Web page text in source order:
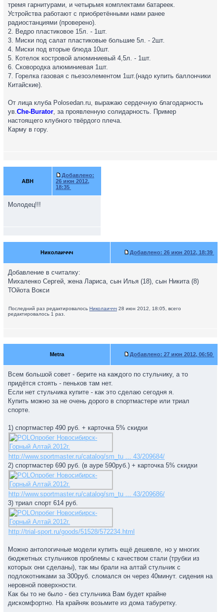
тремя гарнитурами, и четырьмя комплектами батареек.
Устройства работают с приобретёнными нами ранее
радиостанциями (проверено).
2. Ведро пластиковое 15л. - 1шт.
3. Миски под салат пластиковые большие 5л. - 2шт.
4. Миски под вторые блюда 10шт.
5. Котелок костровой алюминиевый 4,5л. - 1шт.
6. Сковородка алюминиевая 1шт.
7. Горелка газовая с пьезоэлементом 1шт.(надо купить баллончики
Китайские).
От лица клуба Polosedan.ru, выражаю сердечную благодарность
ув.Che-Burator, за проявленную солидарность. Пример
настоящего клубного твёрдого плеча.
Карму в гору.
ABH
Добавлено:
26 июн 2012,
18:35
Молодец!!!
Николаиччч Добавлено: 26 июн 2012, 18:39
Добавление в считалку:
Михаленко Сергей, жена Лариса, сын Илья (18), сын Никита (8)
ТОйота Вокси
Последний раз редактировалось Николаиччч 28 июн 2012, 18:05, всего
редактировалось 1 раз.
Metra Добавлено: 27 июн 2012, 06:50
Всем большой совет - берите на каждого по стульчику, а то
придётся стоять - пеньков там нет.
Если нет стульчика купите - как это сделаю сегодня я.
Купить можно за не очень дорого в спортмастере или триал
спорте.
1) спортмастер 490 руб. + карточка 5% скидки
http://www.sportmaster.ru/catalog/sm_tu ... 43/209684/
2) спортмастер 690 руб. (в ауре 590руб.) + карточка 5% скидки
http://www.sportmaster.ru/catalog/sm_tu ... 43/209686/
3) триал спорт 614 руб.
http://trial-sport.ru/goods/51528/572234.html
Можно антологичные модели купить ещё дешевле, но у многих
бюджетных стульчиков проблемы с качеством стали (трубки из
которых они сделаны), так мы брали на алтай стульчик с
подлокотниками за 300руб. сломался он через 40минут. сидения на
неровной поверхности.
Как бы то не было - без стульчика Вам будет крайне
дискомфортно. На крайняк возьмите из дома табуретку.